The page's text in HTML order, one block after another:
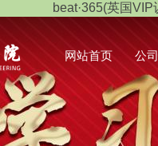
beat·365(英国
网站首页 公